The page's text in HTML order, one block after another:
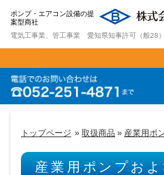
ポンプ・エアコン設備の提
案型商社
電気工事業、管工事業 愛知県知事許可（般28
HOME
取扱商品
トップページ » 取扱商品 » 産業用ポ
産業用ポンプお